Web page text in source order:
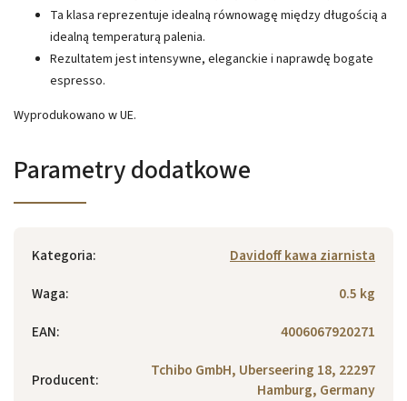
Ta klasa reprezentuje idealną równowagę między długością a
idealną temperaturą palenia.
Rezultatem jest intensywne, eleganckie i naprawdę bogate
espresso.
Wyprodukowano w UE.
Parametry dodatkowe
Kategoria:
Davidoff kawa ziarnista
Waga:
0.5 kg
EAN: 4006067920271
Producent:
Tchibo GmbH, Uberseering 18, 22297
Hamburg, Germany